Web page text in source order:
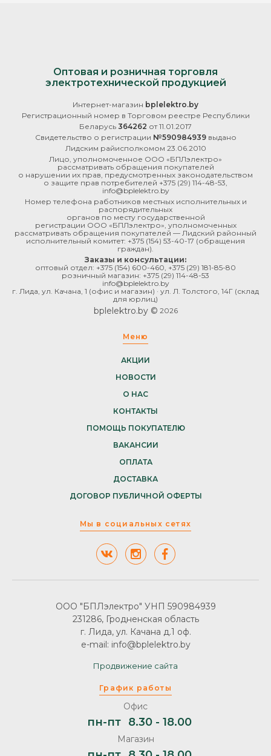
Оптовая и розничная торговля
электротехнической продукцией
Интернет-магазин bplelektro.by
Регистрационный номер в Торговом реестре Республики
Беларусь 364262 от 11.01.2017
Свидетельство о регистрации №590984939выдано
Лидским райисполкомом 23.06.2010
Лицо, уполномоченное ООО «БПЛэлектро»
рассматривать обращения покупателей
о нарушении их прав, предусмотренных законодательством
о защите прав потребителей +375 (29) 114-48-53
info@bplelektro.by
Номер телефона работников местных исполнительных и
распорядительных
органов по месту государственной
регистрации ООО «БПЛэлектро», уполномоченных
рассматривать обращения покупателей — Лидский районный
исполнительный комитет: +375 (154) 53-40-17 (обращения
граждан).
Заказы и консультации:
оптовый отдел: +375 (154) 600-460 +375 (29) 181-85-80
розничный магазин: +375 (29) 114-48-53
info@bplelektro.by
г. Лида, ул. Качана, 1 (офис и магазин) · ул. Л. Толстого, 14Г (склад
для юрлиц)
bplelektro.by © 2026
Меню
АКЦИИ
НОВОСТИ
О НАС
КОНТАКТЫ
ПОМОЩЬ ПОКУПАТЕЛЮ
ВАКАНСИИ
ОПЛАТА
ДОСТАВКА
ДОГОВОР ПУБЛИЧНОЙ ОФЕРТЫ
Мы в социальных сетях
График работы
Офис
пн-пт 8.30 - 18.00
Магазин
ООО "БПЛэлектро" УНП 590984939
231286, Гродненская область
г. Лида, ул. Качана д.1 оф.
e-mail: info@bplelektro.by
Продвижение сайта